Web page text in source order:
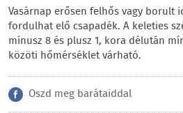
Vasárnap erősen felhős vagy borult
fordulhat elő csapadék. A keleties
mínusz 8 és plusz 1, kora délután
közöti hőmérséklet várható.
Oszd meg barátaiddal